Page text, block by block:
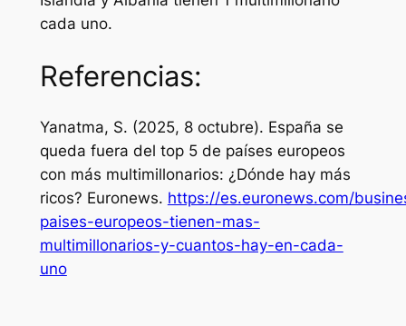
cada uno.
Referencias:
Yanatma, S. (2025, 8 octubre). España se
queda fuera del top 5 de países europeos
con más multimillonarios: ¿Dónde hay más
ricos? Euronews. https://es.euronews.com/
paises-europeos-tienen-mas-
multimillonarios-y-cuantos-hay-en-cada-
uno